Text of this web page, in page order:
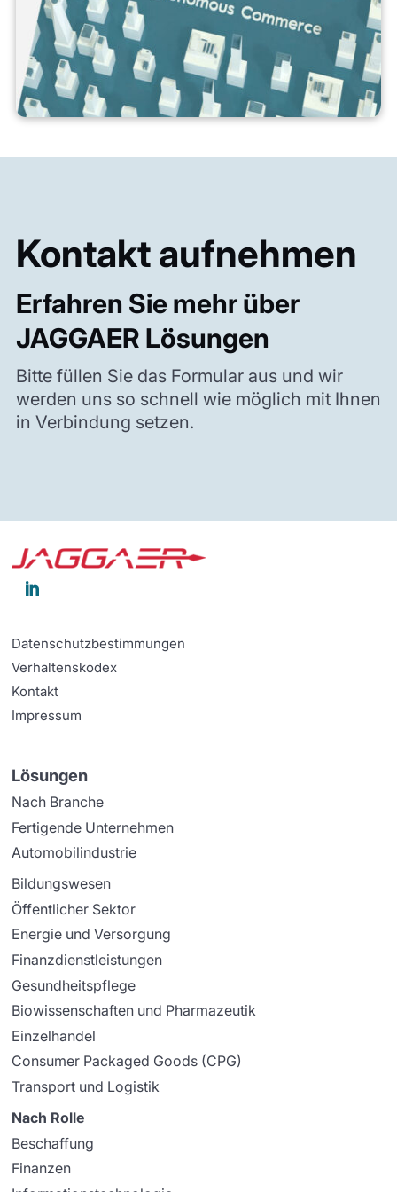
Kontakt aufnehmen
Erfahren Sie mehr über
JAGGAER Lösungen
Bitte füllen Sie das Formular aus und wir
werden uns so schnell wie möglich mit Ihnen
in Verbindung setzen.

Datenschutzbestimmungen
Verhaltenskodex
Kontakt
Impressum
Lösungen
Nach Branche
Fertigende Unternehmen
Automobilindustrie
Bildungswesen
Öffentlicher Sektor
Energie und Versorgung
Finanzdienstleistungen
Gesundheitspflege
Biowissenschaften und Pharmazeutik
Einzelhandel
Consumer Packaged Goods (CPG)
Transport und Logistik
Nach Rolle
Beschaffung
Finanzen